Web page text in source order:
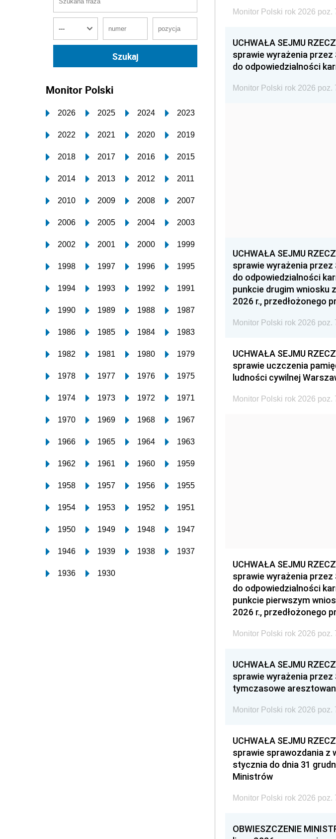
Monitor Polski
2026 2025 2024 2023
2022 2021 2020 2019
2018 2017 2016 2015
2014 2013 2012 2011
2010 2009 2008 2007
2006 2005 2004 2003
2002 2001 2000 1999
1998 1997 1996 1995
1994 1993 1992 1991
1990 1989 1988 1987
1986 1985 1984 1983
1982 1981 1980 1979
1978 1977 1976 1975
1974 1973 1972 1971
1970 1969 1968 1967
1966 1965 1964 1963
1962 1961 1960 1959
1958 1957 1956 1955
1954 1953 1952 1951
1950 1949 1948 1947
1946 1939 1938 1937
1936 1930
Monitor Polski rok 2026 poz.
UCHWAŁA SEJMU
sprawie wyrażenia
do odpowiedzialności
Monitor Polski rok 2026 poz.
UCHWAŁA SEJMU
sprawie wyrażenia
do odpowiedzialności
punkcie drugim wniosku
2026 r., przedłożonego
Monitor Polski rok 2026 poz.
UCHWAŁA SEJMU
sprawie uczczenia
ludności cywilnej
Monitor Polski rok 2026 poz.
UCHWAŁA SEJMU
sprawie wyrażenia
do odpowiedzialności
punkcie pierwszym
2026 r., przedłożonego
Monitor Polski rok 2026 poz.
UCHWAŁA SEJMU
sprawie wyrażenia
tymczasowe
Monitor Polski rok 2026 poz.
UCHWAŁA SEJMU
sprawie sprawozdania z
stycznia do dnia 31
Ministrów
Monitor Polski rok 2026 poz.
OBWIESZCZENIE